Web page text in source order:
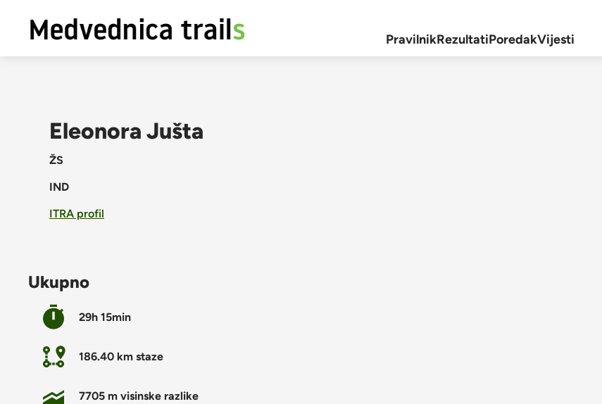
PravilnikRezultatiPoredakVijesti
Eleonora Jušta
ŽS
IND
ITRA profil
Ukupno
29h 15min
186.40 km staze
7705 m visinske razlike